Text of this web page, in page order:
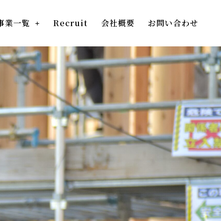
業一覧 Recruit 会社概要 お問い合わせ